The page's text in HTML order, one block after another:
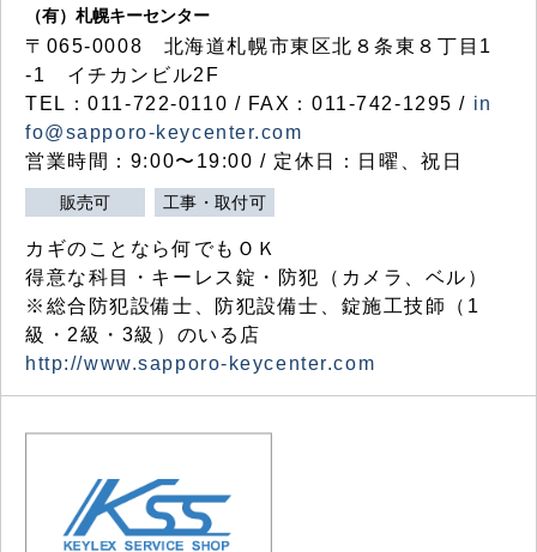
（有）札幌キーセンター
〒065-0008 北海道札幌市東区北８条東８丁目1
-1 イチカンビル2F
TEL：011-722-0110 / FAX：011-742-1295 / in
fo@sapporo-keycenter.com
営業時間：9:00〜19:00 / 定休日：日曜、祝日
販売可 工事・取付可
カギのことなら何でもＯＫ
得意な科目・キーレス錠・防犯（カメラ、ベル）
※総合防犯設備士、防犯設備士、錠施工技師（1
級・2級・3級）のいる店
http://www.sapporo-keycenter.com